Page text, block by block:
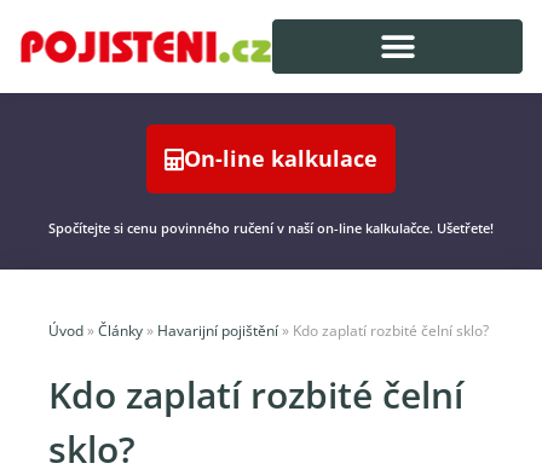
On-line kalkulace
Spočítejte si cenu povinného ručení v naší on-line kalkulačce. Ušetřete!
Úvod » Články » Havarijní pojištění » Kdo zaplatí rozbité čelní sklo?
Kdo zaplatí rozbité čelní
sklo?